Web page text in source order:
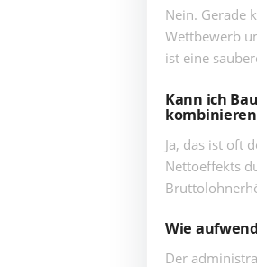
Nein. Gerade
Wettbewerb
ist eine
Kann ich
Ja, das ist oft
Nettoeffekts
Wie
Der